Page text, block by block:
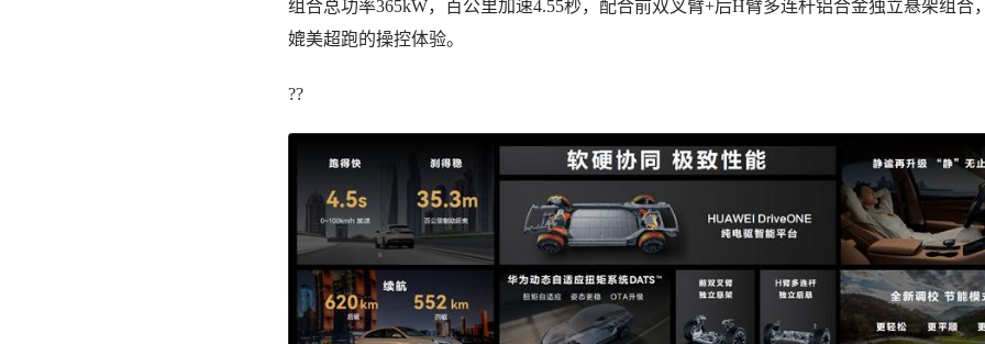
组合总功率365kW，百公里加速4.55秒，配合前双叉臂+后H臂多连杆铝合金独立悬架组合
媲美超跑的操控体验。
??